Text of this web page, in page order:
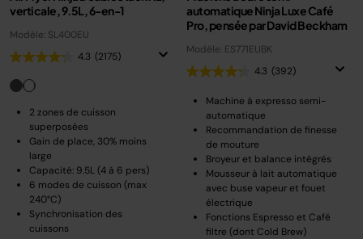
verticale, 9.5L, 6-en-1
Modèle: SL400EU
4.3 (2175)
2 zones de cuisson
superposées
Gain de place, 30% moins
large
Capacité: 9.5L (4 à 6 pers)
6 modes de cuisson (max
240°C)
Synchronisation des
cuissons
automatique Ninja Luxe Café
Pro, pensée par David Beckham
Modèle: ES771EUBK
4.3 (392)
Machine à expresso semi-
automatique
Recommandation de finesse
de mouture
Broyeur et balance intégrés
Mousseur à lait automatique
avec buse vapeur et fouet
électrique
Fonctions Espresso et Café
filtre (dont Cold Brew)